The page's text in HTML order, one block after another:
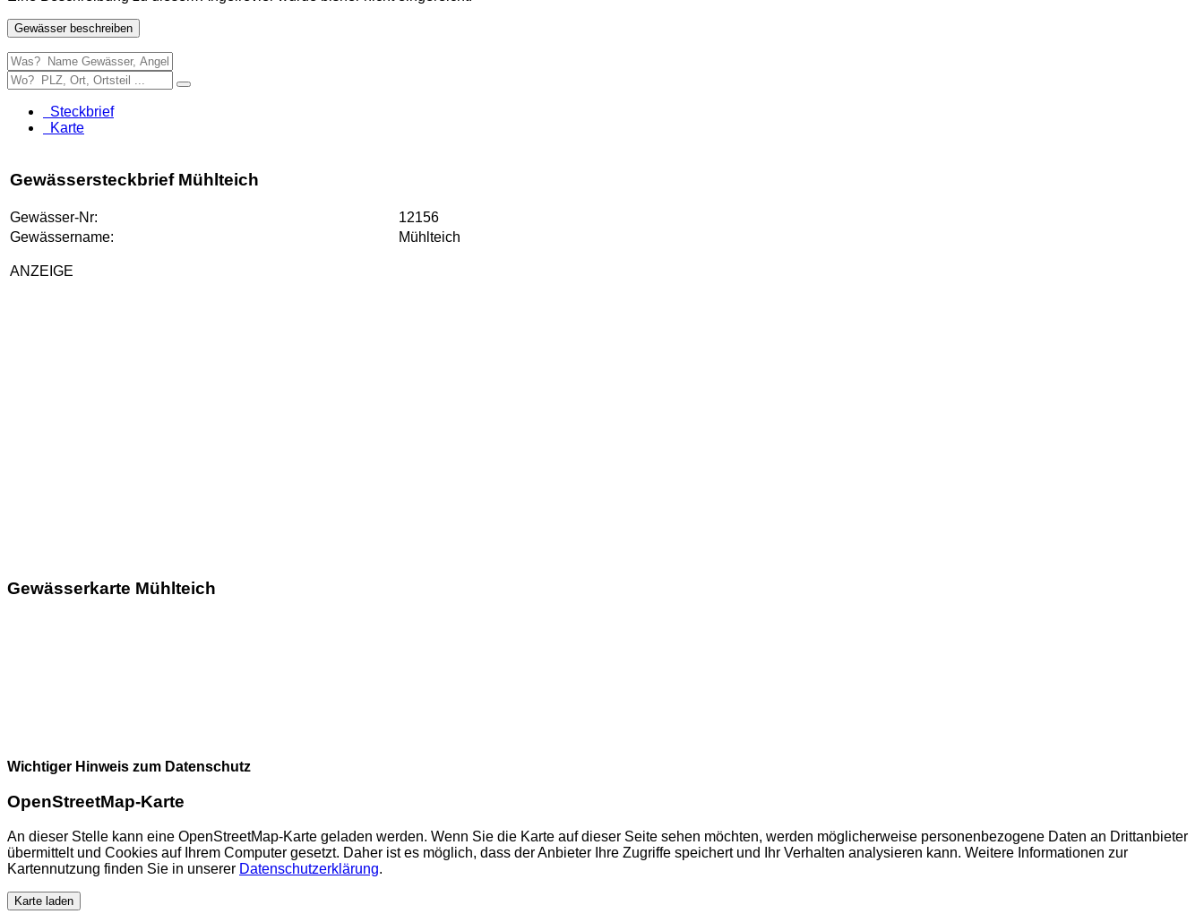
Gewässer beschreiben
Steckbrief
Karte
Gewässersteckbrief Mühlteich
Gewässer-Nr:
12156
Gewässername:
Mühlteich
ANZEIGE
Gewässerkarte Mühlteich
Wichtiger Hinweis zum Datenschutz
OpenStreetMap-Karte
An dieser Stelle kann eine OpenStreetMap-Karte geladen werden. Wenn Sie die Karte auf dieser Seite sehen möchten, werden möglicherweise personenbezogene Daten an Drittanbieter
übermittelt und Cookies auf Ihrem Computer gesetzt. Daher ist es möglich, dass der Anbieter Ihre Zugriffe speichert und Ihr Verhalten analysieren kann. Weitere Informationen zur
Kartennutzung finden Sie in unserer Datenschutzerklärung.
Karte laden